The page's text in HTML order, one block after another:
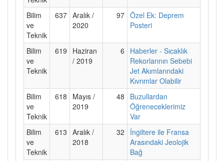
Bilim
ve
Teknik
637 Aralık /
2020
97 Özel Ek: Deprem
Posteri
Bilim
ve
Teknik
619
Haziran
/ 2019
6
Haberler - Sıcaklık
Rekorlarının Sebebi
Jet Akımlarındaki
Kıvrımlar Olabilir
Bilim
ve
Teknik
618
Mayıs /
2019
48
Buzullardan
Öğreneceklerimiz
Var
Bilim
ve
Teknik
613 Aralık /
2018
32
İngiltere ile Fransa
Arasındaki Jeolojik
Bağ